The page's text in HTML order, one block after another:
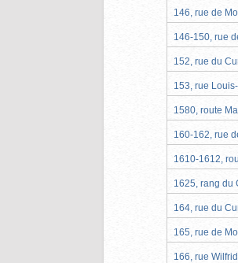
146, rue de
146-150, rue
152, rue du
153, rue
1580, route
160-162, rue
1610-1612,
1625, rang du
164, rue du
165, rue de
166, rue